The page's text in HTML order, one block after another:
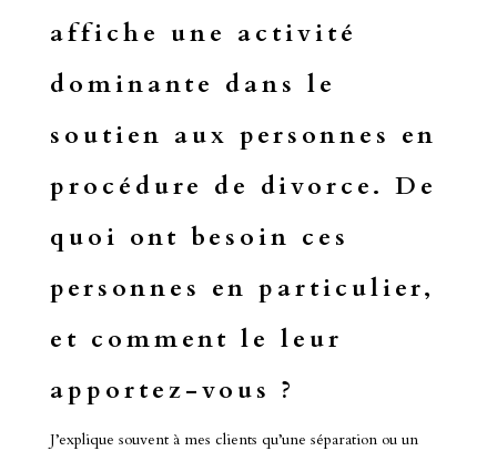
affiche une activité
dominante dans le
soutien aux personnes en
procédure de divorce. De
quoi ont besoin ces
personnes en particulier,
et comment le leur
apportez-vous ?
J’explique souvent à mes clients qu’une séparation ou un